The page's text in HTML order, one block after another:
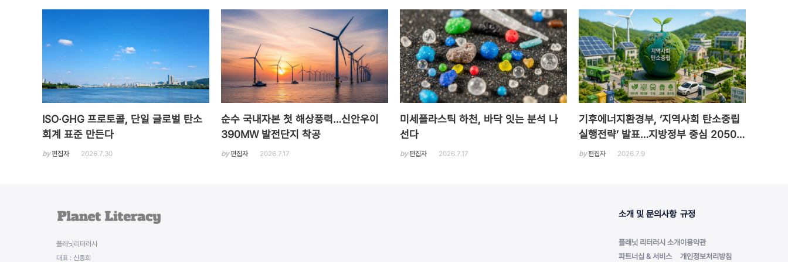
ISO·GHG 프로토콜, 단일 글로벌 탄소
회계 표준 만든다
by편집자 2026.7.30
순수 국내자본 첫 해상풍력…신안우이
390MW 발전단지 착공
by편집자 2026.7.17
미세플라스틱 하천, 바닥 잇는 분석 나
선다
by편집자 2026.7.17
기후에너지환경부, ‘지역사회 탄소중립
실행전략’ 발표…지방정부 중심 2050
탄소중립 추진
by편집자 2026.7.9
플래닛리터러시
대표 : 신종희
소개 및 문의사항
플래닛 리터러시 소개
파트너십 & 서비스
규정
이용약관
개인정보처리방침